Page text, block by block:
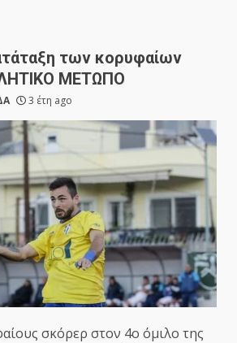
των κορυφαίων
ΜΕΤΩΠΟ
3 έτη ago
σκόρερ στον 4ο όμιλο της